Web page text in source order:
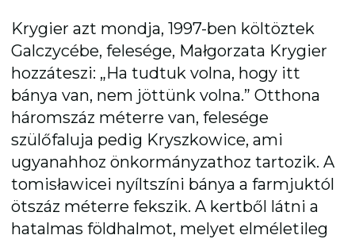
Krygier azt mondja, 1997-ben költöztek
Galczycébe, felesége, Małgorzata Krygier
hozzáteszi: „Ha tudtuk volna, hogy itt
bánya van, nem jöttünk volna.” Otthona
háromszáz méterre van, felesége
szülőfaluja pedig Kryszkowice, ami
ugyanahhoz önkormányzathoz tartozik. A
tomisławicei nyíltszíni bánya a farmjuktól
ötszáz méterre fekszik. A kertből látni a
hatalmas földhalmot, melyet elméletileg